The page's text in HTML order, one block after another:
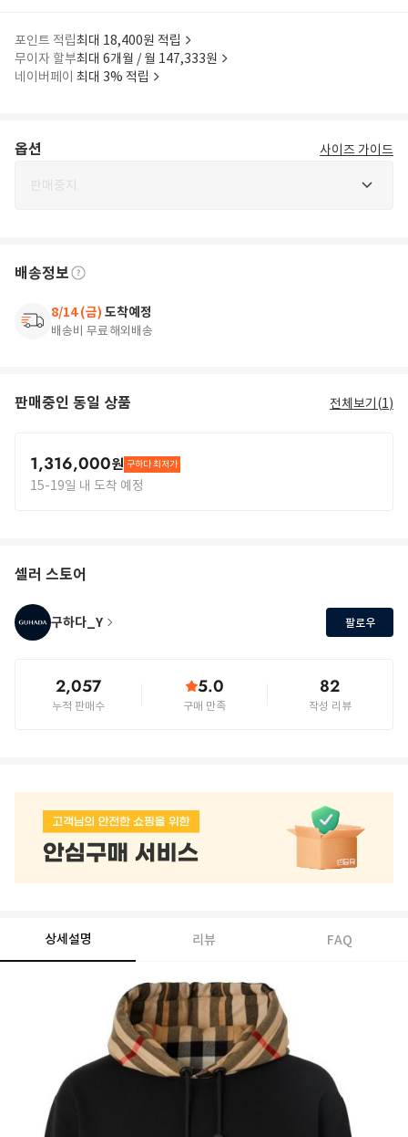
포인트 적립최대 18,400원 적립
무이자 할부최대 6개월 / 월 147,333원
네이버페이 최대 3% 적립
옵션 사이즈 가이드
판매중지
배송정보
8/14 (금) 도착예정
배송비 무료해외배송
판매중인 동일 상품 전체보기(1)
1,316,000원 구하다 최저가
15-19일 내 도착 예정
셀러 스토어
구하다_Y 팔로우
2,057
누적 판매수
5.0
구매 만족
82
작성 리뷰
상세설명 리뷰 FAQ